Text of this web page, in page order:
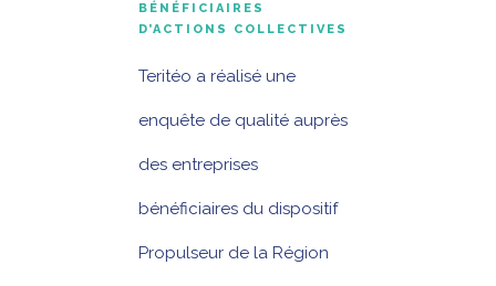
BÉNÉFICIAIRES
D’ACTIONS COLLECTIVES
Teritéo a réalisé une
enquête de qualité auprès
des entreprises
bénéficiaires du dispositif
Propulseur de la Région